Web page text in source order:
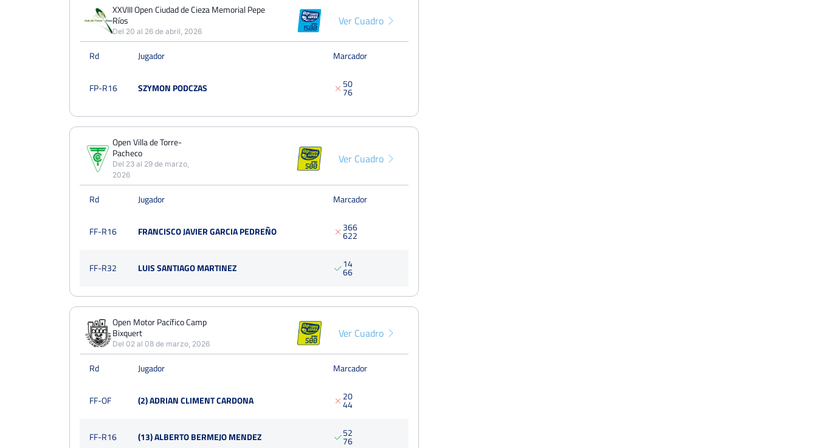
PERDIDOSPARTIDOSGANADOS
3
PERDIDOS JUEGOS GANADOS
Open Motor Pacífico Camp Bixquert
XXVIII Open Ciudad de Cieza Memorial Pepe
Ríos
Del 20 al 26 de abril, 2026
Ver Cuadro
Rd Jugador Marcador
FP-R16 SZYMON PODCZAS 5
7
0
6
Open Villa de Torre-
Pacheco
Del 23 al 29 de marzo,
2026
Ver Cuadro
Rd Jugador Marcador
FF-R16 FRANCISCO JAVIER GARCIA PEDREÑO 3
6
6
2
6
2
FF-R32 LUIS SANTIAGO MARTINEZ 1
6
4
6
Open Motor Pacífico Camp
Bixquert
Del 02 al 08 de marzo, 2026
Ver Cuadro
Rd Jugador Marcador
FF-OF (2) ADRIAN CLIMENT CARDONA 2
4
0
4
FF-R16 (13) ALBERTO BERMEJO MENDEZ 5
7
2
6